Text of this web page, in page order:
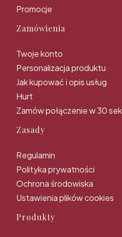
Promocje
Zamówienia
Twoje konto
Personalizacja produktu
Jak kupować i opis usług
Hurt
Zamów połączenie w 30
Zasady
Regulamin
Polityka prywatności
Ochrona środowiska
Ustawienia plików cookies
Produkty